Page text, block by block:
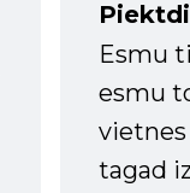
Esmu
esmu
tagad